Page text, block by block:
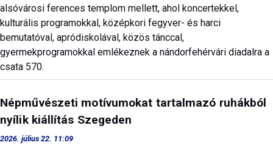
alsóvárosi ferences templom mellett, ahol koncertekkel,
kulturális programokkal, középkori fegyver- és harci
bemutatóval, apródiskolával, közös tánccal,
gyermekprogramokkal emlékeznek a nándorfehérvári diadalra a
csata 570.
Népművészeti motívumokat tartalmazó ruhákból
nyílik kiállítás Szegeden
2026. július 22. 11:09